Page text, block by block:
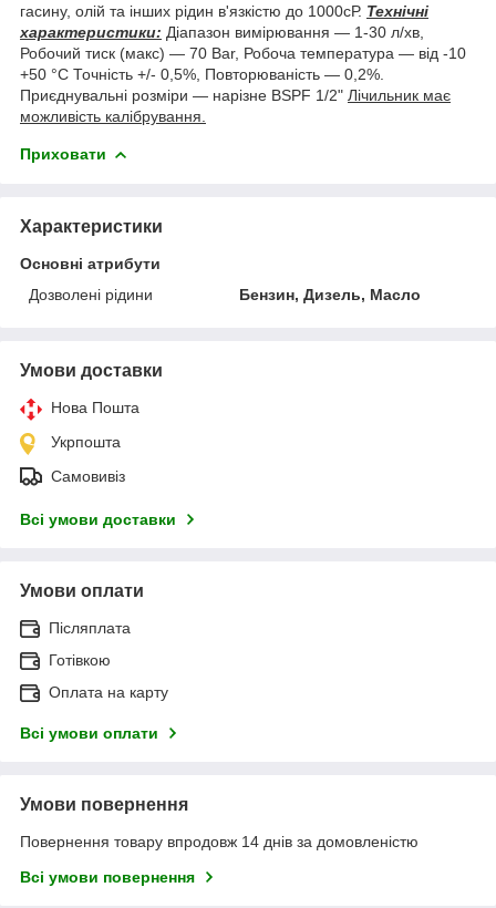
гасину, олій та інших рідин в'язкістю до 1000сР. Технічні
характеристики: Діапазон вимірювання — 1-30 л/хв,
Робочий тиск (макс) — 70 Bar, Робоча температура — від -10
+50 °C Точність +/- 0,5%, Повторюваність — 0,2%.
Приєднувальні розміри — нарізне BSPF 1/2" Лічильник має
можливість калібрування.
Приховати
Характеристики
Основні атрибути
Дозволені рідини
Бензин, Дизель, Масло
Умови доставки
Нова Пошта
Укрпошта
Самовивіз
Всі умови доставки
Умови оплати
Післяплата
Готівкою
Оплата на карту
Всі умови оплати
Умови повернення
Повернення товару впродовж 14 днів за домовленістю
Всі умови повернення